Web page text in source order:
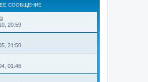
СООБЩЕНИЕ
20:59
21:50
01:46